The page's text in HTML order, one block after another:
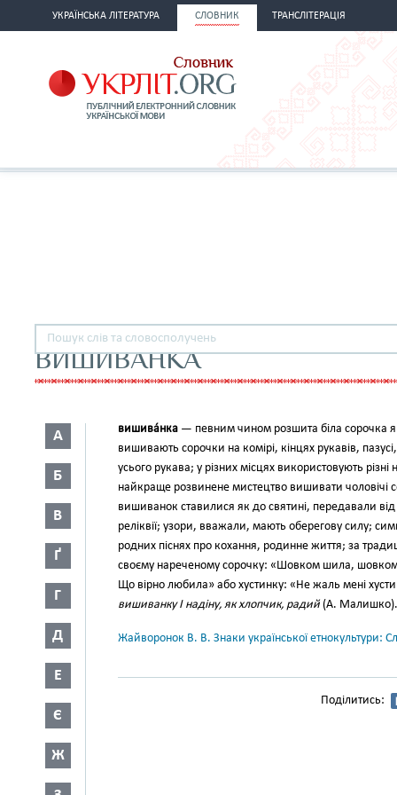
УКРАЇНСЬКА ЛІТЕРАТУРА СЛОВНИК ТРАНСЛІТЕРАЦІЯ
ВИШИВАНКА
А
Б
В
Ґ
Г
Д
Е
Є
Ж
вишива́нка — певним чином роз­шита біла сорочка
вишивають сорочки на комірі, кінцях рукавів,
усього рукава; у різних місцях використовують
найкраще розвинене мисте­цтво вишивати чоловічі
вишиванок ставилися як до святи­ні, передавали
реліквії; узори, вважали, мають оберегову силу;
родних піснях про кохання, ро­динне життя; за
своєму нареченому сорочку: «Шовком шила,
Що вірно любила» або хус­тинку: «Не жаль мені
вишиванку І надіну, як хлопчик, ра­дий (А. Малишко).
Жайворонок В. В. Знаки української етнокультури:
Поділитись: